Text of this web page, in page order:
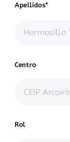
Apellidos*
Centro
Rol